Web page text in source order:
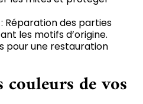
Réparation des parties
les motifs d’origine.
pour une restauration
couleurs de vos